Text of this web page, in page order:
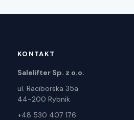
KONTAKT
Salelifter Sp. z o.o.
ul. Raciborska 35a
44-200 Rybnik
+48 530 407 176